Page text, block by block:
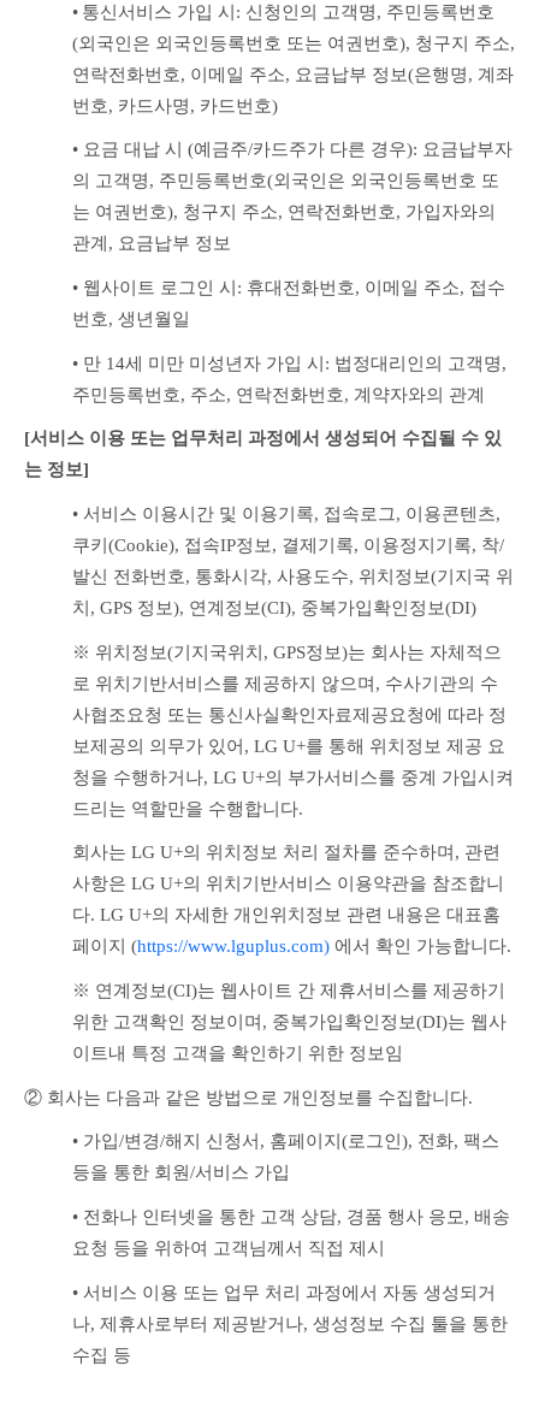
• 통신서비스 가입 시: 신청인의 고객명, 주민등록번호
(외국인은 외국인등록번호 또는 여권번호), 청구지 주소,
연락전화번호, 이메일 주소, 요금납부 정보(은행명, 계좌
번호, 카드사명, 카드번호)
• 요금 대납 시 (예금주/카드주가 다른 경우): 요금납부자
의 고객명, 주민등록번호(외국인은 외국인등록번호 또
는 여권번호), 청구지 주소, 연락전화번호, 가입자와의
관계, 요금납부 정보
• 웹사이트 로그인 시: 휴대전화번호, 이메일 주소, 접수
번호, 생년월일
• 만 14세 미만 미성년자 가입 시: 법정대리인의 고객명,
주민등록번호, 주소, 연락전화번호, 계약자와의 관계
[서비스 이용 또는 업무처리 과정에서 생성되어 수집될 수 있
는 정보]
• 서비스 이용시간 및 이용기록, 접속로그, 이용콘텐츠,
쿠키(Cookie), 접속IP정보, 결제기록, 이용정지기록, 착/
발신 전화번호, 통화시각, 사용도수, 위치정보(기지국 위
치, GPS 정보), 연계정보(CI), 중복가입확인정보(DI)
※ 위치정보(기지국위치, GPS정보)는 회사는 자체적으
로 위치기반서비스를 제공하지 않으며, 수사기관의 수
사협조요청 또는 통신사실확인자료제공요청에 따라 정
보제공의 의무가 있어, LG U+를 통해 위치정보 제공 요
청을 수행하거나, LG U+의 부가서비스를 중계 가입시켜
드리는 역할만을 수행합니다.
회사는 LG U+의 위치정보 처리 절차를 준수하며, 관련
사항은 LG U+의 위치기반서비스 이용약관을 참조합니
다. LG U+의 자세한 개인위치정보 관련 내용은 대표홈
페이지 (https://www.lguplus.com) 에서 확인 가능합니다.
※ 연계정보(CI)는 웹사이트 간 제휴서비스를 제공하기
위한 고객확인 정보이며, 중복가입확인정보(DI)는 웹사
이트내 특정 고객을 확인하기 위한 정보임
② 회사는 다음과 같은 방법으로 개인정보를 수집합니다.
• 가입/변경/해지 신청서, 홈페이지(로그인), 전화, 팩스
등을 통한 회원/서비스 가입
• 전화나 인터넷을 통한 고객 상담, 경품 행사 응모, 배송
요청 등을 위하여 고객님께서 직접 제시
• 서비스 이용 또는 업무 처리 과정에서 자동 생성되거
나, 제휴사로부터 제공받거나, 생성정보 수집 툴을 통한
수집 등